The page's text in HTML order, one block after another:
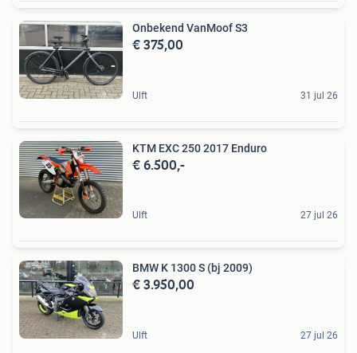
Onbekend VanMoof S3
€ 375,00
Ulft 31 jul 26
KTM EXC 250 2017 Enduro
€ 6.500,-
Ulft 27 jul 26
BMW K 1300 S (bj 2009)
€ 3.950,00
Ulft 27 jul 26